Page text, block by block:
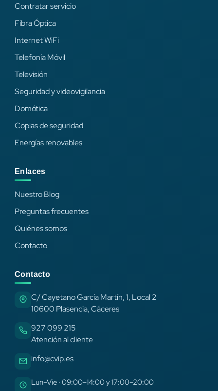
Contratar servicio
Fibra Óptica
Internet WiFi
Telefonía Móvil
Televisión
Seguridad y videovigilancia
Domótica
Copias de seguridad
Energías renovables
Enlaces
Nuestro Blog
Preguntas frecuentes
Quiénes somos
Contacto
Contacto
C/ Cayetano García Martín, 1, Local 2
10600 Plasencia, Cáceres
927 099 215
Atención al cliente
info@cvip.es
Lun–Vie · 09:00–14:00 y 17:00–20:00